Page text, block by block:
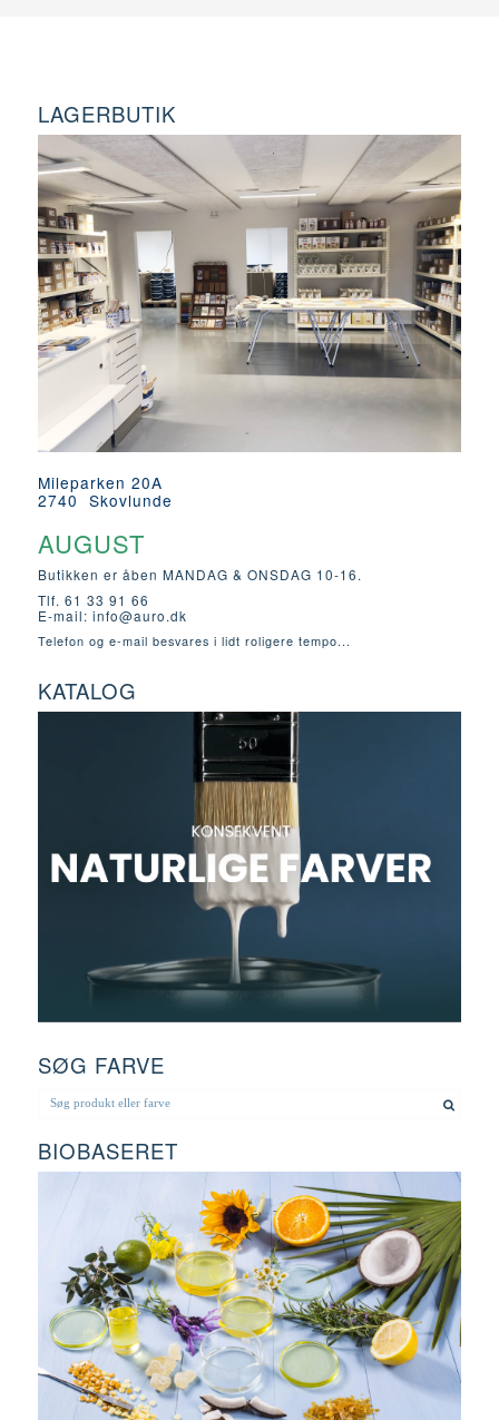
LAGERBUTIK
Mileparken 20A
2740 Skovlunde
AUGUST
Butikken er åben MANDAG & ONSDAG 10-16.
Tlf. 61 33 91 66
E-mail: info@auro.dk
Telefon og e-mail besvares i lidt roligere tempo...
KATALOG
SØG FARVE
BIOBASERET